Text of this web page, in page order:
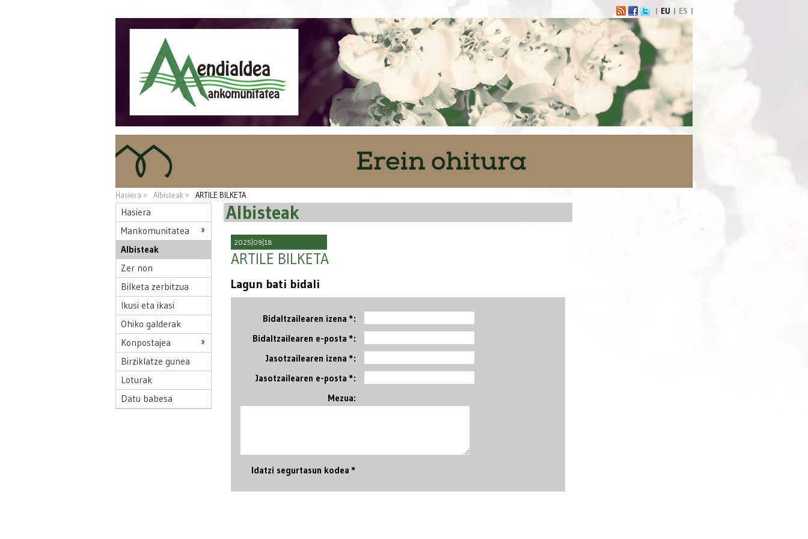
ES
EU
Hasiera » Albisteak » ARTILE BILKETA
Hasiera
Mankomunitatea
Albisteak
Zer non
Bilketa zerbitzua
Ikusi eta ikasi
Ohiko galderak
Konpostajea
Birziklatze gunea
Loturak
Datu babesa
Albisteak
2025|09|18
ARTILE BILKETA
Lagun bati bidali
Bidaltzailearen izena *:
Bidaltzailearen e-posta *:
Jasotzailearen izena *:
Jasotzailearen e-posta *:
Mezua:
Idatzi segurtasun kodea *